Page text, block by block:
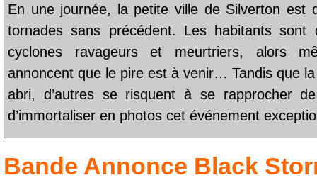
En une journée, la petite ville de Silverton est
tornades sans précédent. Les habitants
cyclones ravageurs et meurtriers, alors
annoncent que le pire est à venir… Tandis que
abri, d’autres se risquent à se rapprocher
d’immortaliser en photos cet événement
Bande Annonce Black